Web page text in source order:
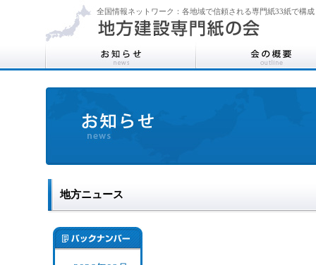
全国情報ネットワーク：各地域で信頼される専門紙33紙で構成
地方ニュース